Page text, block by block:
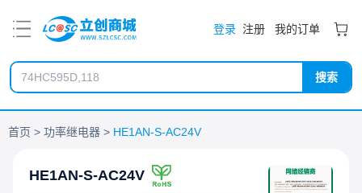
登录 注册 我的订单
搜索
首页 功率继电器 HE1AN-S-AC24V
HE1AN-S-AC24V